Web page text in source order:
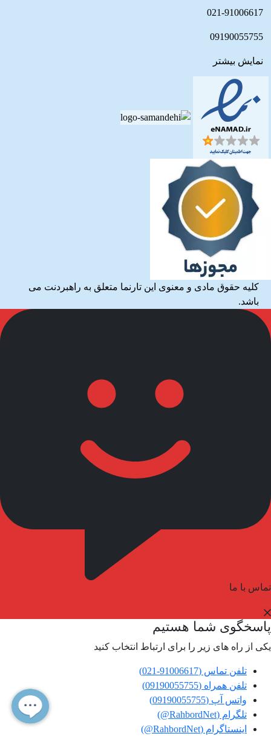
021-91006617
09190055755
نمایش بیشتر
کلیه حقوق مادی و معنوی این تارنما متعلق به راهبردنت می
باشد.
تماس با ما
پاسخگوی شما هستیم
یکی از راه های زیر را برای ارتباط انتخاب کنید
تلفن تماس (91006617-021)
تلفن همراه (09190055755)
واتس آپ (09190055755)
تلگرام (RahbordNet@)
اینستاگرام (RahbordNet@)